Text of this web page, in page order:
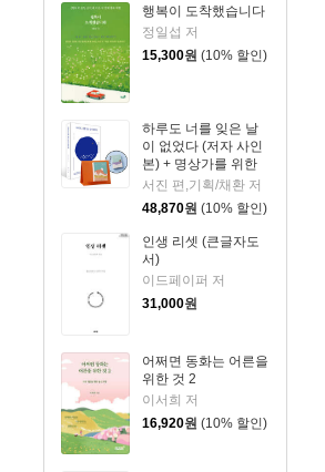
행복이 도착했습니다
정일섭 저
15,300원 (10% 할인)
하루도 너를 잊은 날
이 없었다 (저자 사인
본) + 명상가를 위한
365일 수행일력 + 키
링 세트
서진 편,기획/채환 저
48,870원 (10% 할인)
인생 리셋 (큰글자도
서)
이드페이퍼 저
31,000원
어쩌면 동화는 어른을
위한 것 2
이서희 저
16,920원 (10% 할인)